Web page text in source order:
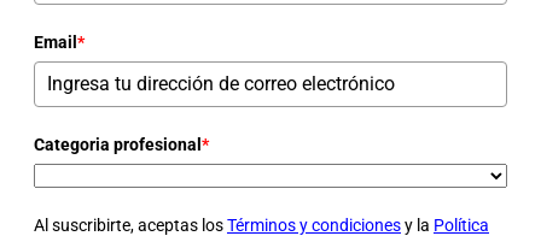
Email *
Categoria profesional *
Al suscribirte, aceptas losTérminos y condicionesy la Política